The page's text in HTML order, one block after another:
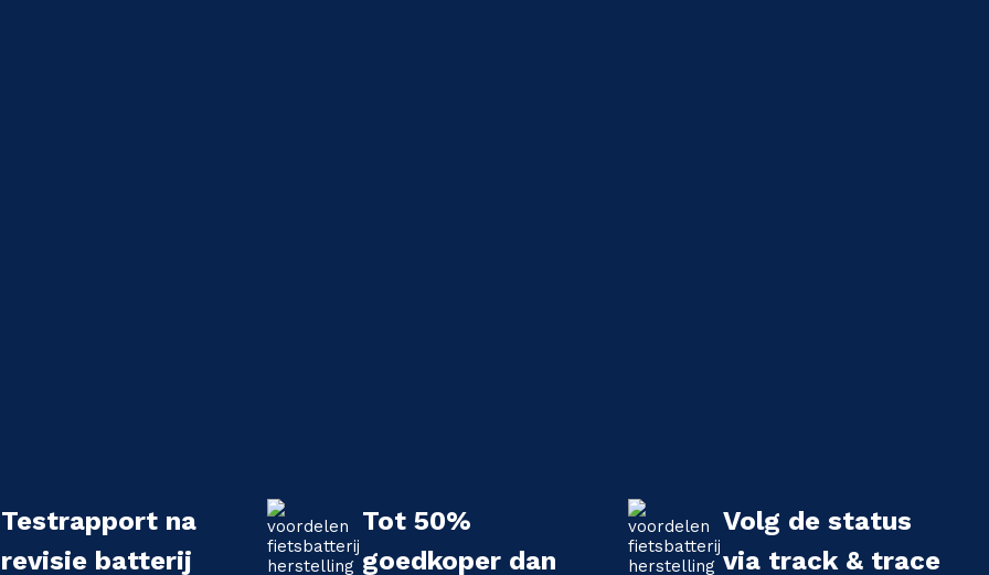
Testrapport na
revisie batterij
Tot 50%
goedkoper dan
Volg de status
via track & trace